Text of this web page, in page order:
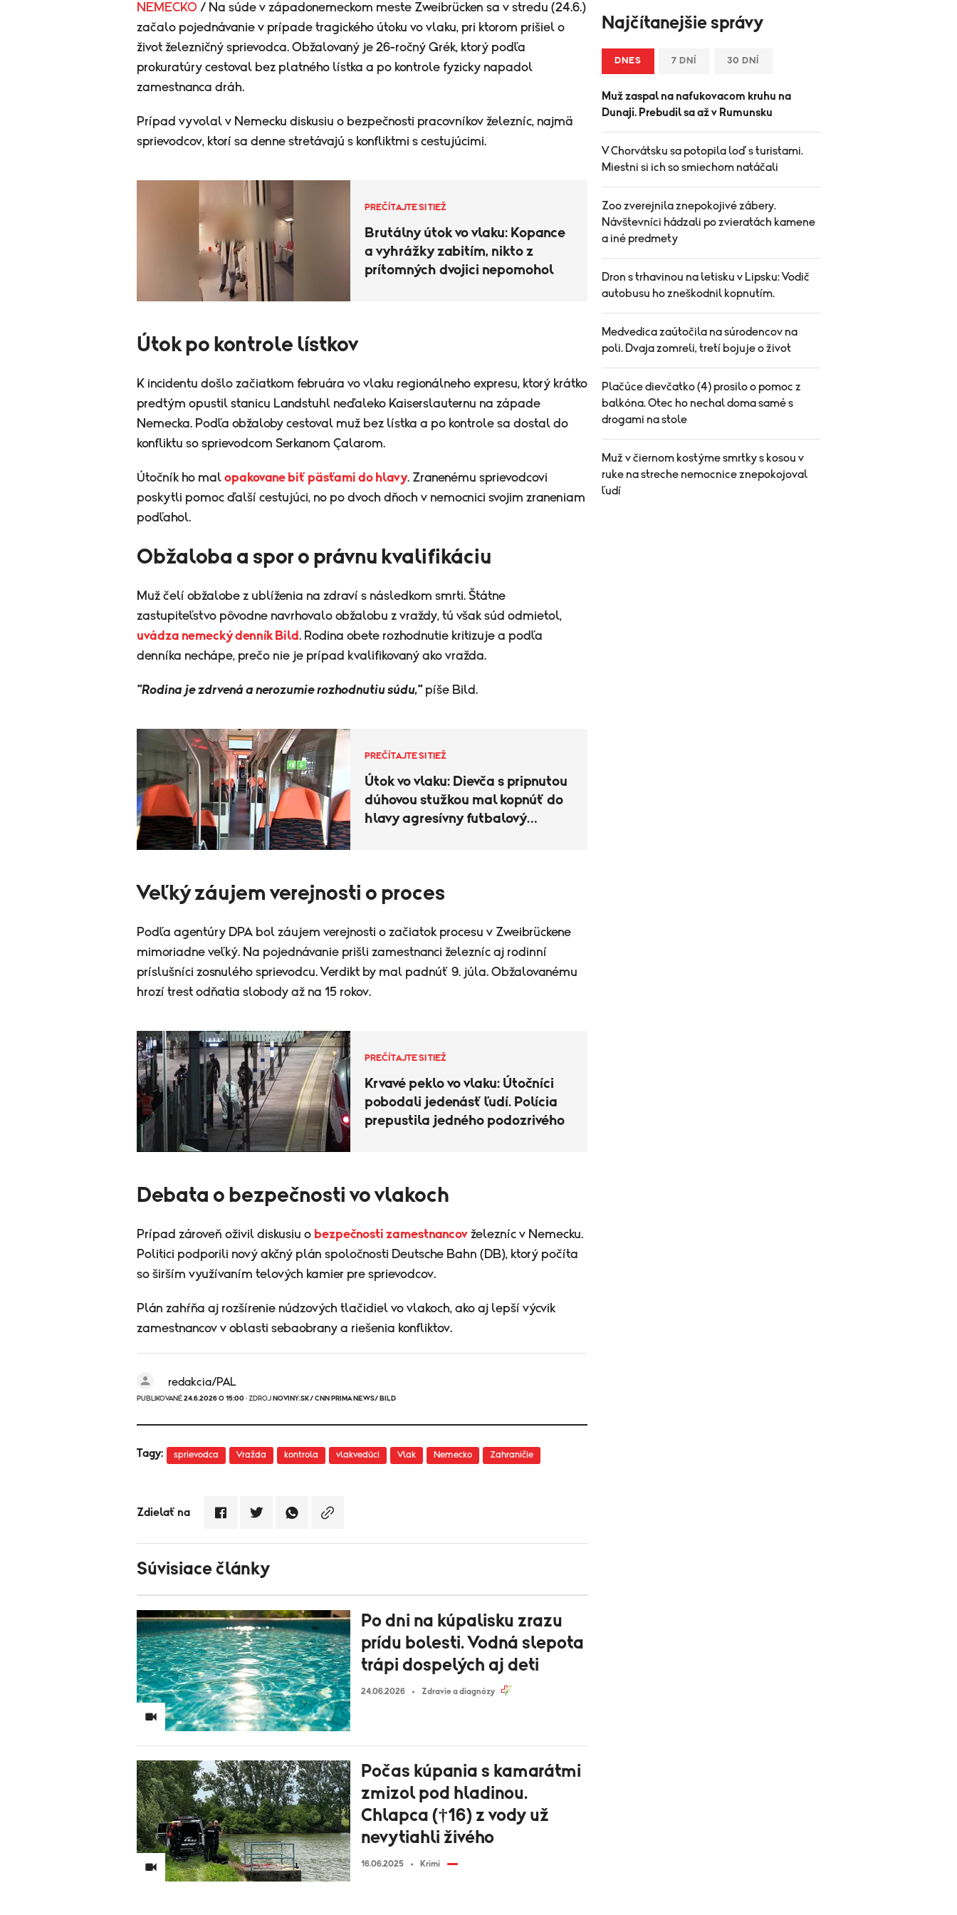
NEMECKO / Na súde v západonemeckom meste Zweibrücken sa v stredu (24.6.)
začalo pojednávanie v prípade tragického útoku vo vlaku, pri ktorom prišiel o
život železničný sprievodca. Obžalovaný je 26-ročný Grék, ktorý podľa
prokuratúry cestoval bez platného lístka a po kontrole fyzicky napadol
zamestnanca dráh.
Prípad vyvolal v Nemecku diskusiu o bezpečnosti pracovníkov železníc, najmä
sprievodcov, ktorí sa denne stretávajú s konfliktmi s cestujúcimi.
PREČÍTAJTE SI TIEŽ
Brutálny útok vo vlaku: Kopance
a vyhrážky zabitím, nikto z
prítomných dvojici nepomohol
Útok po kontrole lístkov
K incidentu došlo začiatkom februára vo vlaku regionálneho expresu, ktorý krátko
predtým opustil stanicu Landstuhl neďaleko Kaiserslauternu na západe
Nemecka. Podľa obžaloby cestoval muž bez lístka a po kontrole sa dostal do
konfliktu so sprievodcom Serkanom Çalarom.
Útočník ho mal opakovane biť päsťami do hlavy. Zranenému sprievodcovi
poskytli pomoc ďalší cestujúci, no po dvoch dňoch v nemocnici svojim zraneniam
podľahol.
Obžaloba a spor o právnu kvalifikáciu
Muž čelí obžalobe z ublíženia na zdraví s následkom smrti. Štátne
zastupiteľstvo pôvodne navrhovalo obžalobu z vraždy, tú však súd odmietol,
uvádza nemecký denník Bild. Rodina obete rozhodnutie kritizuje a podľa
denníka nechápe, prečo nie je prípad kvalifikovaný ako vražda.
"Rodina je zdrvená a nerozumie rozhodnutiu súdu,"píše Bild.
PREČÍTAJTE SI TIEŽ
Útok vo vlaku: Dievča s pripnutou
dúhovou stužkou mal kopnúť do
hlavy agresívny futbalový
Veľký záujem verejnosti o proces
Podľa agentúry DPA bol záujem verejnosti o začiatok procesu v Zweibrückene
mimoriadne veľký. Na pojednávanie prišli zamestnanci železníc aj rodinní
príslušníci zosnulého sprievodcu. Verdikt by mal padnúť 9. júla. Obžalovanému
hrozí trest odňatia slobody až na 15 rokov.
PREČÍTAJTE SI TIEŽ
Krvavé peklo vo vlaku: Útočníci
pobodali jedenásť ľudí. Polícia
prepustila jedného podozrivého
Debata o bezpečnosti vo vlakoch
Prípad zároveň oživil diskusiu o bezpečnosti zamestnancov železníc v Nemecku.
Politici podporili nový akčný plán spoločnosti Deutsche Bahn (DB), ktorý počíta
so širším využívaním telových kamier pre sprievodcov.
Plán zahŕňa aj rozšírenie núdzových tlačidiel vo vlakoch, ako aj lepší výcvik
zamestnancov v oblasti sebaobrany a riešenia konfliktov.
redakcia/PAL
PUBLIKOVANÉ 24.6.2026 O 15:00 · ZDROJ NOVINY.SK/ CNN PRIMA NEWS/ BILD
Tagy: sprievodca Vražda kontrola vlakvedúci Vlak Nemecko Zahraničie
Zdielať na
Súvisiace články
Po dni na kúpalisku zrazu
prídu bolesti. Vodná slepota
trápi dospelých aj deti
24.06.2026 Zdravie a diagnózy
Počas kúpania s kamarátmi
zmizol pod hladinou.
Chlapca (†16) z vody už
nevytiahli živého
16.06.2025 Krimi
Najčítanejšie správy
DNES 7 DNÍ 30 DNÍ
Muž zaspal na nafukovacom kruhu na
Dunaji. Prebudil sa až v Rumunsku
V Chorvátsku sa potopila loď s turistami.
Miestni si ich so smiechom natáčali
Zoo zverejnila znepokojivé zábery.
Návštevníci hádzali po zvieratách kamene
a iné predmety
Dron s trhavinou na letisku v Lipsku: Vodič
autobusu ho zneškodnil kopnutím.
Medvedica zaútočila na súrodencov na
poli. Dvaja zomreli, tretí bojuje o život
Plačúce dievčatko (4) prosilo o pomoc z
balkóna. Otec ho nechal doma samé s
drogami na stole
Muž v čiernom kostýme smrtky s kosou v
ruke na streche nemocnice znepokojoval
ľudí